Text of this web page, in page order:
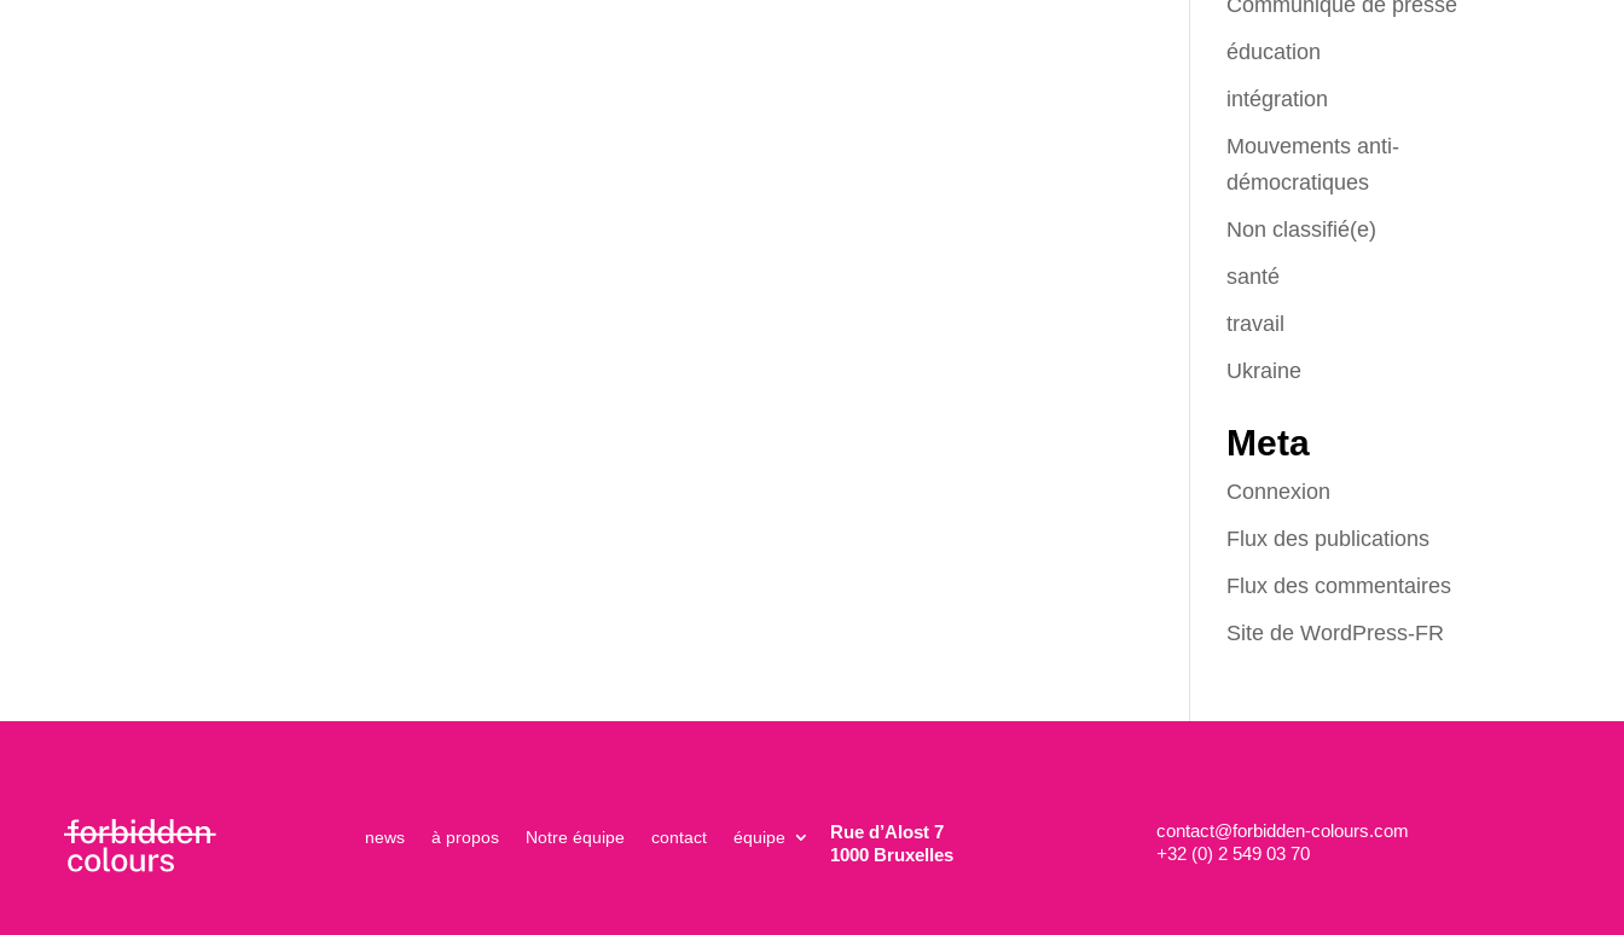
Communiqué de presse
éducation
intégration
Mouvements anti-
démocratiques
Non classifié(e)
santé
travail
Ukraine
Meta
Connexion
Flux des publications
Flux des commentaires
Site de WordPress-FR
news à propos Notre équipe contact équipe
Rue d’Alost 7
1000 Bruxelles
contact@forbidden-colours.com
+32 (0) 2 549 03 70